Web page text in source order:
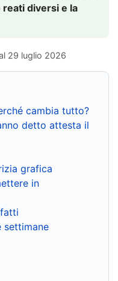
diversi e la
29 luglio 2026
cambia tutto?
detto attesta il
grafica
in
settimane